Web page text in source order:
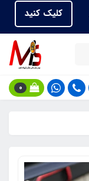
کلیک کنید
0